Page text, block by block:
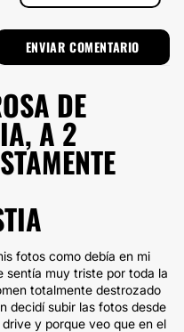
DE
A 2
fotos como debía en mi
sentía muy triste por toda la
totalmente destrozado
decidí subir las fotos desde
y porque veo que en el